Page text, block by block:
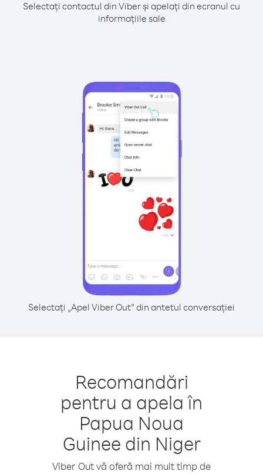
Selectați contactul din Viber și apelați din ecranul cu
informațiile sale
Selectați „Apel Viber Out” din antetul conversației
Recomandări
pentru a apela în
Papua Noua
Guinee din Niger
Viber Out vă oferă mai mult timp de